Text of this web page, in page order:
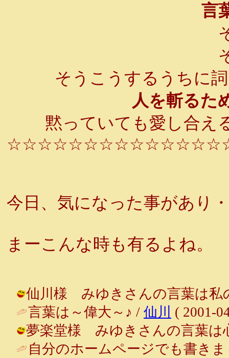
言
そうこうするうちに詞
人を斬るた
黙っていても愛し合え
今日、気になった事があり
まーこんな時も有るよね。
仙川様 みゆきさんの言葉は私
言葉は～偉大～♪ / 仙川
( 2001-
夢楽堂様 みゆきさんの言葉は
自分のホームページでも書き